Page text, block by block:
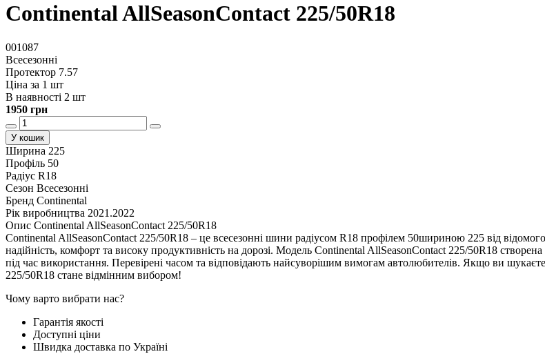
Continental AllSeasonContact 225/50R18
001087
Всесезонні
Протектор 7.57
Ціна за 1 шт
В наявності 2 шт
1950 грн
У кошик
Ширина 225
Профіль 50
Радіус R18
Сезон Всесезонні
Бренд Continental
Рік виробництва 2021.2022
Опис Continental AllSeasonContact 225/50R18
Continental AllSeasonContact 225/50R18 – це всесезонні шини радіусом R18 профілем 50шириною 225 від
надійність, комфорт та високу продуктивність на дорозі. Модель Continental AllSeasonContact 225/50R18
під час використання. Перевірені часом та відповідають найсуворішим вимогам автолюбителів. Якщо ви
225/50R18 стане відмінним вибором!
Чому варто вибрати нас?
Гарантія якості
Доступні ціни
Швидка доставка по Україні